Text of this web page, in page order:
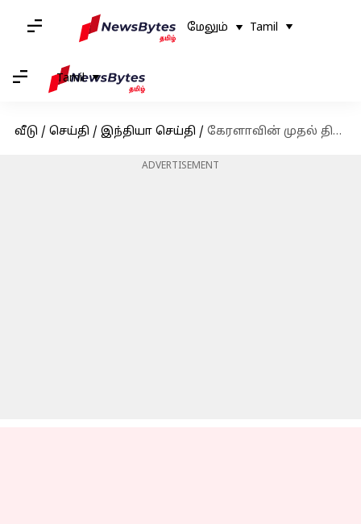
மேலும் Tamil
Tamil
வீடு / செய்தி / இந்தியா செய்தி / கேரளாவின் முதல் திருநங்கை வழக்கறிஞர் பத்ம லட்சுமி
ADVERTISEMENT